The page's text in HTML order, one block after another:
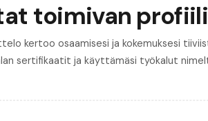
toimivan
kertoo osaamisesi ja kokemuksesi
sertifikaatit ja käyttämäsi työkalut